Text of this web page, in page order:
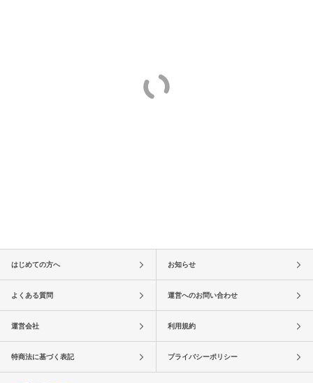
はじめての方へ お知らせ
よくある質問 運営へのお問い合わせ
運営会社 利用規約
特商法に基づく表記 プライバシーポリシー